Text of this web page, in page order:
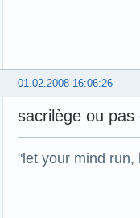
01.02.2008 16:06:26
sacrilège ou
"let your mind run,